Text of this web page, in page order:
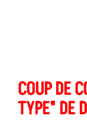
COUP DE
TYPE" DE